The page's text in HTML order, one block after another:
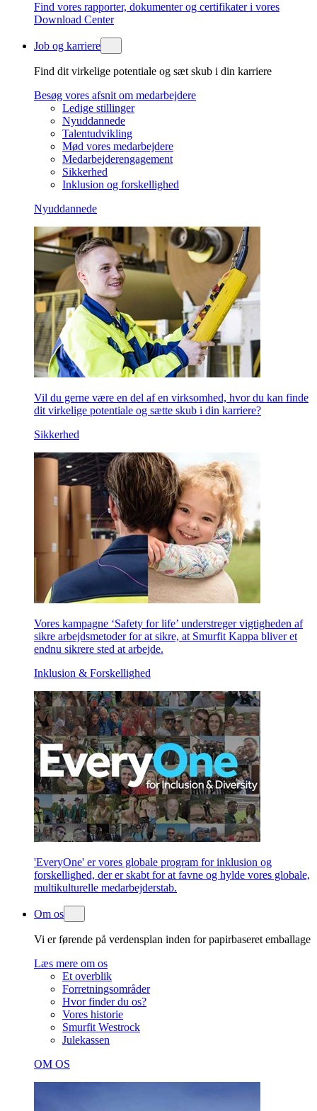
Find vores rapporter, dokumenter og certifikater i vores
Download Center
Job og karriere
Find dit virkelige potentiale og sæt skub i din karriere
Besøg vores afsnit om medarbejdere
Ledige stillinger
Nyuddannede
Talentudvikling
Mød vores medarbejdere
Medarbejderengagement
Sikkerhed
Inklusion og forskellighed
Nyuddannede
Vil du gerne være en del af en virksomhed, hvor du kan finde
dit virkelige potentiale og sætte skub i din karriere?
Sikkerhed
Vores kampagne ‘Safety for life’ understreger vigtigheden af
sikre arbejdsmetoder for at sikre, at Smurfit Kappa bliver et
endnu sikrere sted at arbejde.
Inklusion & Forskellighed
'EveryOne' er vores globale program for inklusion og
forskellighed, der er skabt for at favne og hylde vores globale,
multikulturelle medarbejderstab.
Om os
Vi er førende på verdensplan inden for papirbaseret emballage
Læs mere om os
Et overblik
Forretningsområder
Hvor finder du os?
Vores historie
Smurfit Westrock
Julekassen
OM OS